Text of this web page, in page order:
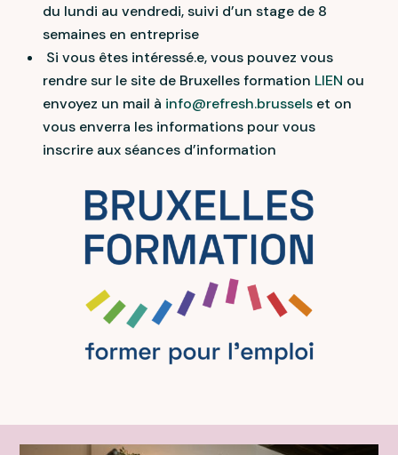
du lundi au vendredi, suivi d’un stage de 8
semaines en entreprise
Si vous êtes intéressé.e, vous pouvez vous
rendre sur le site de Bruxelles formation LIEN ou
envoyez un mail à info@refresh.brussels et on
vous enverra les informations pour vous
inscrire aux séances d’information